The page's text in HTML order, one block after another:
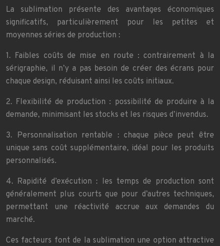
La sublimation présente des avantages économiques
significatifs, particulièrement pour les petites et
moyennes séries de production :
1. Faibles coûts de mise en route : contrairement à la
sérigraphie, il n’y a pas besoin de créer des écrans pour
chaque design, réduisant ainsi les coûts initiaux.
2. Flexibilité de production : possibilité de produire à la
demande, minimisant les stocks et les risques d’invendus.
3. Personnalisation rentable : chaque pièce peut être
unique sans coût supplémentaire, idéal pour les produits
personnalisés.
4. Rapidité d’exécution : les temps de production sont
généralement plus courts que pour d’autres techniques,
permettant une réactivité accrue aux demandes du
marché.
Ces facteurs font de la sublimation une option attractive